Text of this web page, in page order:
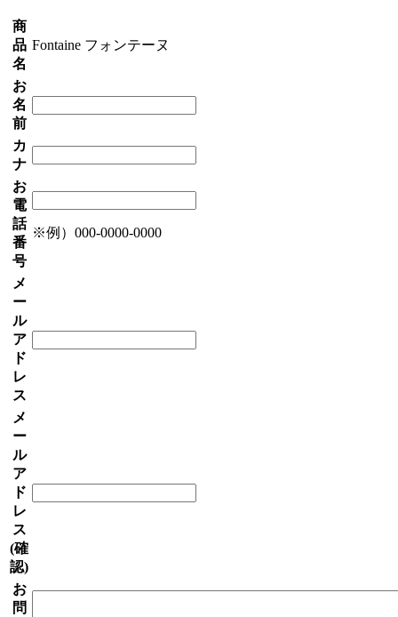
商
品
名
Fontaine フォンテーヌ
お
名
前
カ
ナ
お
電
話
番
号
※例）000-0000-0000
メ
ー
ル
ア
ド
レ
ス
メ
ー
ル
ア
ド
レ
ス
(確
認)
お
問